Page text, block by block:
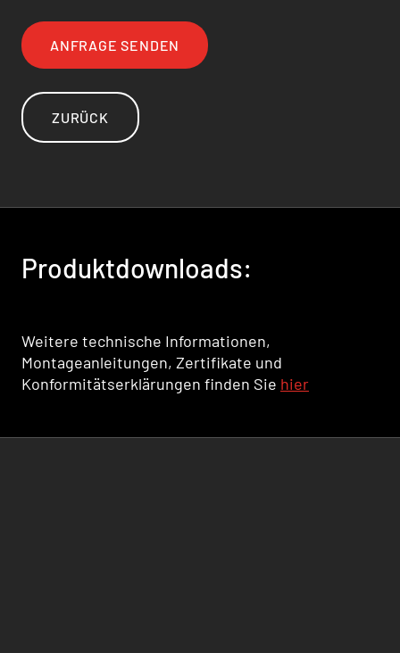
ANFRAGE SENDEN
ZURÜCK
Produktdownloads:
Weitere technische Informationen,
Montageanleitungen, Zertifikate und
Konformitätserklärungen finden Sie hier